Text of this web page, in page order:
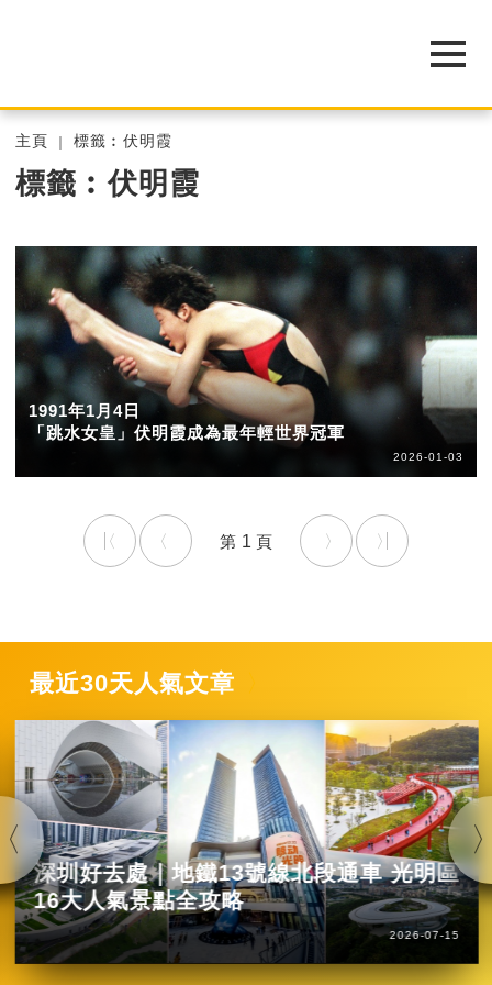
主頁 標籤︰伏明霞
標籤︰伏明霞
1991年1月4日
「跳水女皇」伏明霞成為最年輕世界冠軍
2026-01-03
1
最近30天人氣文章
深圳好去處｜地鐵13號線北段通車 光明區
16大人氣景點全攻略
2026-07-15